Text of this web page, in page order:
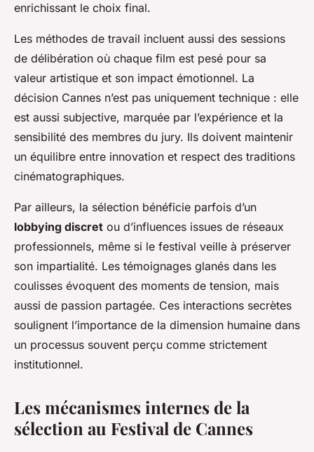
enrichissant le choix final.
Les méthodes de travail incluent aussi des sessions
de délibération où chaque film est pesé pour sa
valeur artistique et son impact émotionnel. La
décision Cannes n’est pas uniquement technique : elle
est aussi subjective, marquée par l’expérience et la
sensibilité des membres du jury. Ils doivent maintenir
un équilibre entre innovation et respect des traditions
cinématographiques.
Par ailleurs, la sélection bénéficie parfois d’un
lobbying discret ou d’influences issues de réseaux
professionnels, même si le festival veille à préserver
son impartialité. Les témoignages glanés dans les
coulisses évoquent des moments de tension, mais
aussi de passion partagée. Ces interactions secrètes
soulignent l’importance de la dimension humaine dans
un processus souvent perçu comme strictement
institutionnel.
Les mécanismes internes de la
sélection au Festival de Cannes